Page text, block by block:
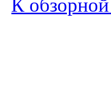
К обзорной